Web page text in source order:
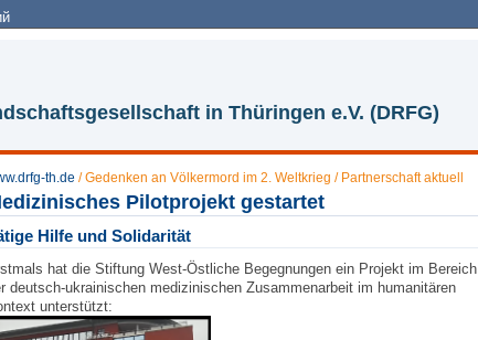
in Thüringen e.V. (DRFG)
th.de /Gedenken an Völkermord im 2. Weltkrieg / Partnerschaft aktuell
Pilotprojekt gestartet
Hilfe und Solidarität
hat die Stiftung West-Östliche Begegnungen ein Projekt im Bereich
deutsch-ukrainischen medizinischen Zusammenarbeit im humanitären
unterstützt: